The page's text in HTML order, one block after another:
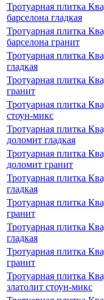
Тротуарная плитка
барселона гладкая
Тротуарная плитка
барселона гранит
Тротуарная плитка
гладкая
Тротуарная плитка
гранит
Тротуарная плитка
стоун-микс
Тротуарная плитка
доломит гладкая
Тротуарная плитка
доломит гранит
Тротуарная плитка
гладкая
Тротуарная плитка
гранит
Тротуарная плитка
гладкая
Тротуарная плитка
гранит
Тротуарная плитка
златолит стоун-микс